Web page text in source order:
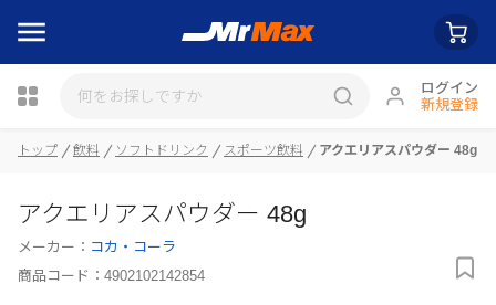
ログイン
新規登録
瓶詰
トップ 飲料 ソフトドリンク スポーツ飲料 アクエリアスパウダー 48g
アクエリアスパウダー 48g
メーカー： コカ・コーラ
商品コード： 4902102142854